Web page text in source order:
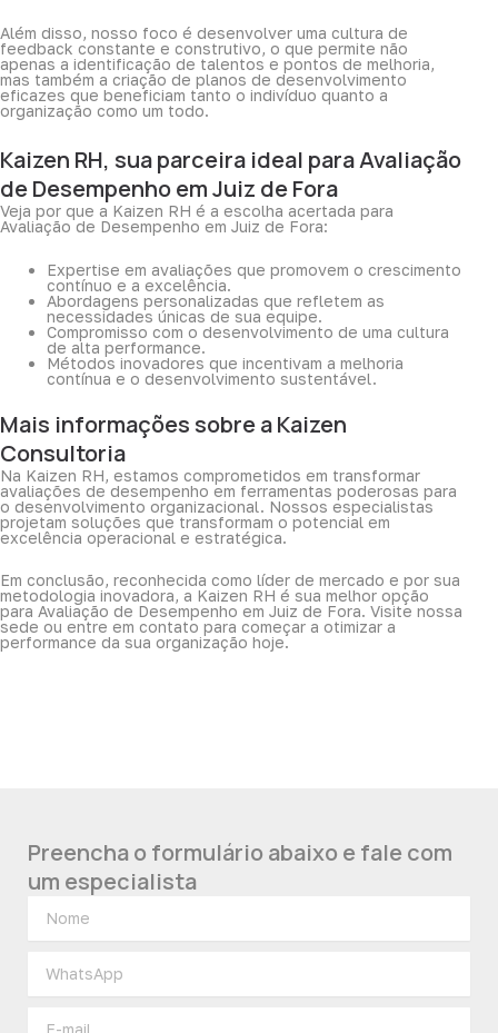
Além disso, nosso foco é desenvolver uma cultura de
feedback constante e construtivo, o que permite não
apenas a identificação de talentos e pontos de melhoria,
mas também a criação de planos de desenvolvimento
eficazes que beneficiam tanto o indivíduo quanto a
organização como um todo.
Kaizen RH, sua parceira ideal para Avaliação
de Desempenho em Juiz de Fora
Veja por que a Kaizen RH é a escolha acertada para
Avaliação de Desempenho em Juiz de Fora:
Expertise em avaliações que promovem o crescimento
contínuo e a excelência.
Abordagens personalizadas que refletem as
necessidades únicas de sua equipe.
Compromisso com o desenvolvimento de uma cultura
de alta performance.
Métodos inovadores que incentivam a melhoria
contínua e o desenvolvimento sustentável.
Mais informações sobre a Kaizen
Consultoria
Na Kaizen RH, estamos comprometidos em transformar
avaliações de desempenho em ferramentas poderosas para
o desenvolvimento organizacional. Nossos especialistas
projetam soluções que transformam o potencial em
excelência operacional e estratégica.
Em conclusão, reconhecida como líder de mercado e por sua
metodologia inovadora, a Kaizen RH é sua melhor opção
para Avaliação de Desempenho em Juiz de Fora. Visite nossa
sede ou entre em contato para começar a otimizar a
performance da sua organização hoje.
Preencha o formulário abaixo e fale com
um especialista